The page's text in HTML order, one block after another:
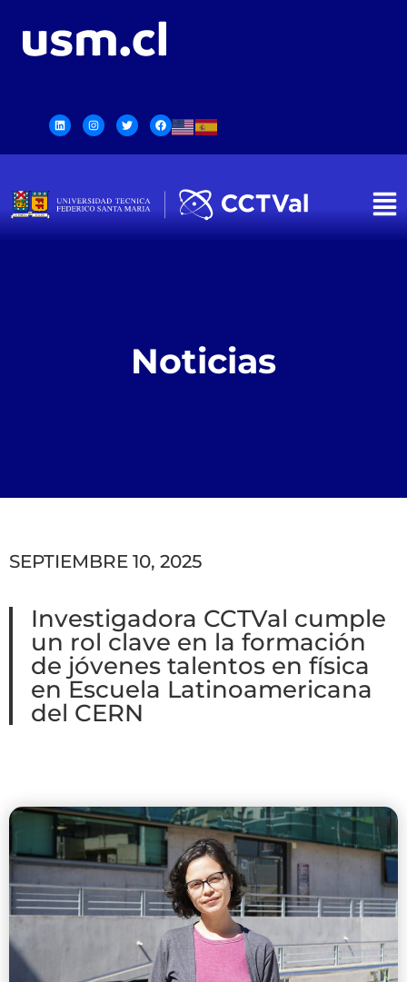
Noticias
SEPTIEMBRE 10, 2025
Investigadora CCTVal cumple
un rol clave en la formación
de jóvenes talentos en física
en Escuela Latinoamericana
del CERN